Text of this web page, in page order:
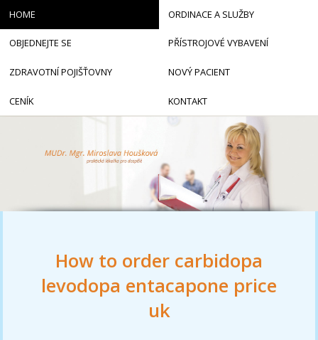
How to order carbidopa
levodopa entacapone price
uk
HOME ORDINACE A SLUŽBY
OBJEDNEJTE SE PŘÍSTROJOVÉ VYBAVENÍ
ZDRAVOTNÍ POJIŠŤOVNY NOVÝ PACIENT
CENÍK KONTAKT